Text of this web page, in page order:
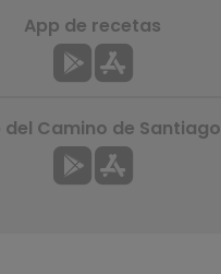
App de recetas
del Camino de Santiago